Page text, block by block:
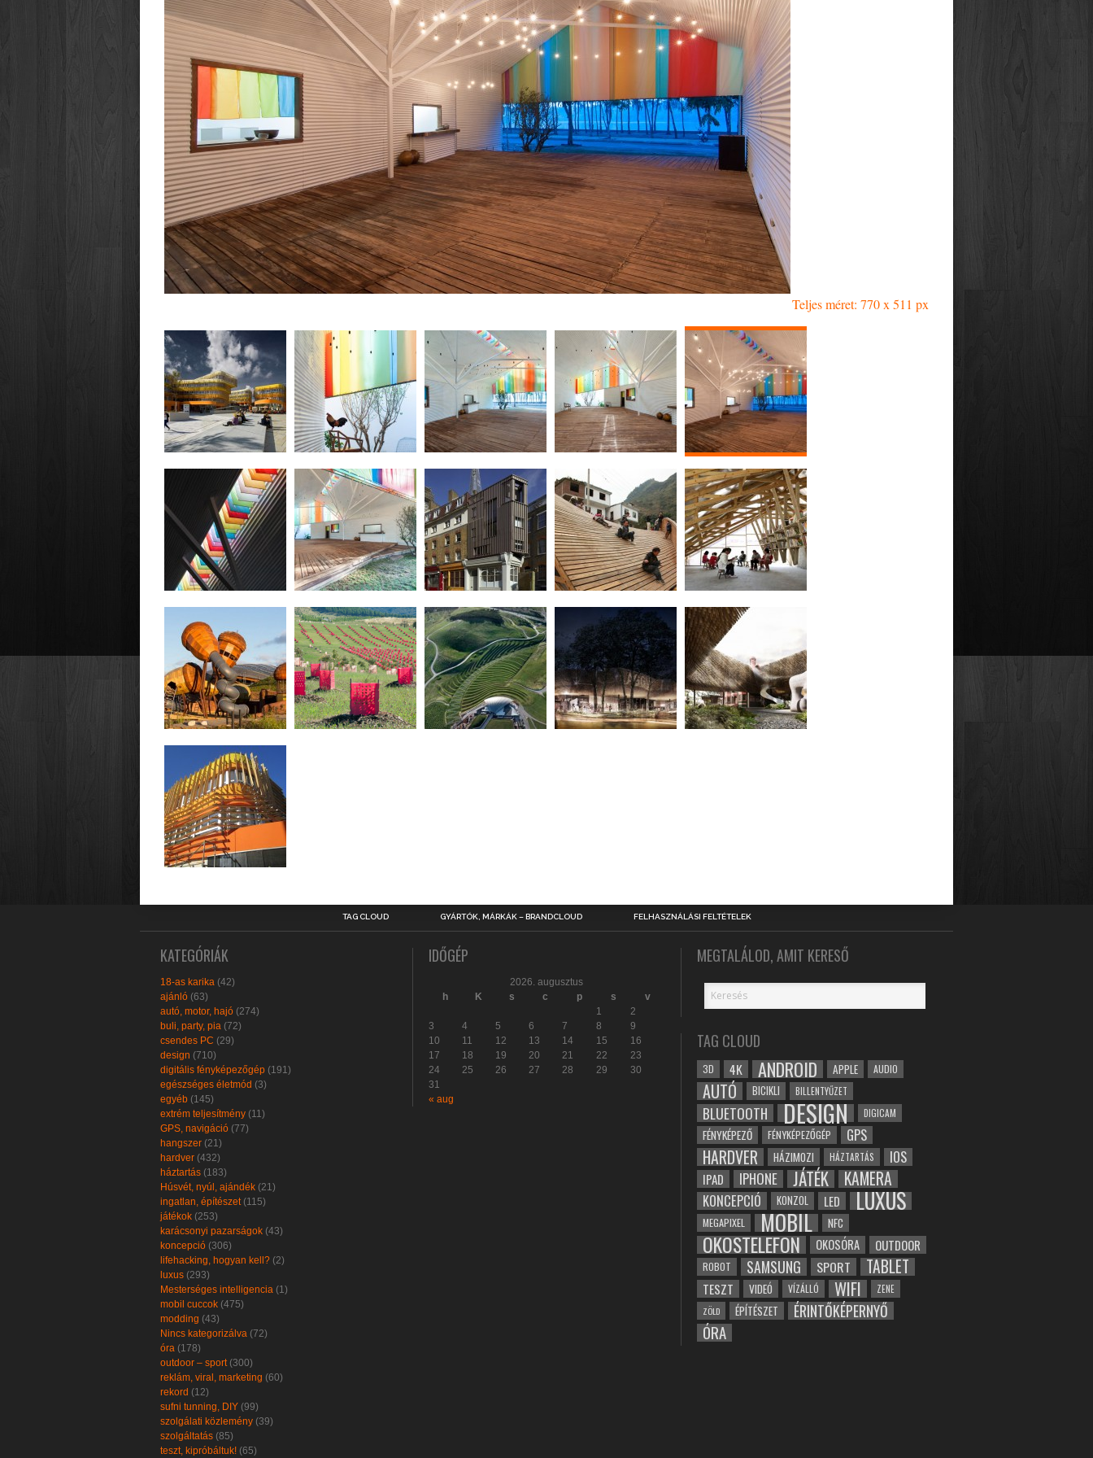
Teljes méret: 770 x 511 px
TAG CLOUD GYÁRTÓK, MÁRKÁK – BRANDCLOUD FELHASZNÁLÁSI FELTÉTELEK
KATEGÓRIÁK
18-as karika (42)
ajánló (63)
autó, motor, hajó (274)
buli, party, pia (72)
csendes PC (29)
design (710)
digitális fényképezőgép (191)
egészséges életmód (3)
egyéb (145)
extrém teljesítmény (11)
GPS, navigáció (77)
hangszer (21)
hardver (432)
háztartás (183)
Húsvét, nyúl, ajándék (21)
ingatlan, építészet (115)
játékok (253)
karácsonyi pazarságok (43)
koncepció (306)
lifehacking, hogyan kell? (2)
luxus (293)
Mesterséges intelligencia (1)
mobil cuccok (475)
modding (43)
Nincs kategorizálva (72)
óra (178)
outdoor – sport (300)
reklám, viral, marketing (60)
rekord (12)
sufni tunning, DIY (99)
szolgálati közlemény (39)
szolgáltatás (85)
teszt, kipróbáltuk! (65)
IDŐGÉP
2026. augusztus
h
K s c p s
v
1
2
3
4 5 6 7 8
9
10
11 12 13 14 15
16
17
18 19 20 21 22
23
24
25 26 27 28 29
30
31
« aug
MEGTALÁLOD, AMIT KERESŐ
TAG CLOUD
3D 4K ANDROID APPLE AUDIO
AUTÓ BICIKLI BILLENTYŰZET
BLUETOOTH DESIGN DIGICAM
FÉNYKÉPEZŐ FÉNYKÉPEZŐGÉP GPS
HARDVER HÁZIMOZI HÁZTARTÁS IOS
IPAD IPHONE JÁTÉK KAMERA
KONCEPCIÓ KONZOL LED LUXUS
MEGAPIXEL MOBIL NFC
OKOSTELEFON OKOSÓRA OUTDOOR
ROBOT SAMSUNG SPORT TABLET
TESZT VIDEÓ VÍZÁLLÓ WIFI
ZENE
ZÖLD
ÉPÍTÉSZET ÉRINTŐKÉPERNYŐ
ÓRA